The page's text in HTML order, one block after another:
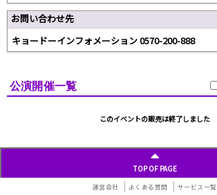
お問い合わせ先
キョードーインフォメーション 0570-200-888
公演開催一覧
このイベントの販売は終了しました
TOP OF PAGE
運営会社 よくある質問 サービス一覧